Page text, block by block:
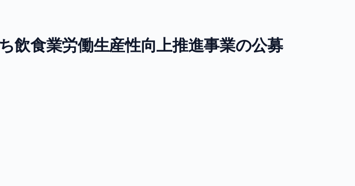
飲食業労働生産性向上推進事業の公募